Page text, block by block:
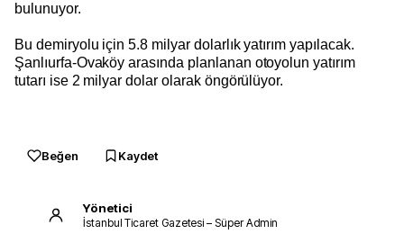
bulunuyor.
Bu demiryolu için 5.8 milyar dolarlık yatırım yapılacak.
Şanlıurfa-Ovaköy arasında planlanan otoyolun yatırım
tutarı ise 2 milyar dolar olarak öngörülüyor.
Beğen Kaydet
Yönetici
İstanbul Ticaret Gazetesi – Süper Admin